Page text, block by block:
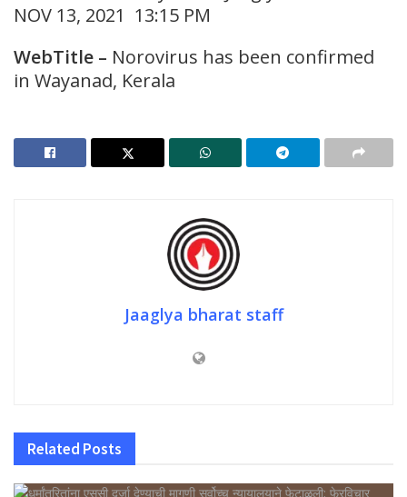
NOV 13, 2021 13:15 PM
WebTitle – Norovirus has been confirmed
in Wayanad, Kerala
Jaaglya bharat staff
Related Posts